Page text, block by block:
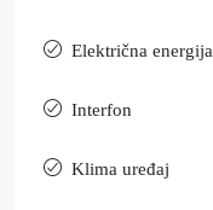
Električna energija
Interfon
Klima uređaj